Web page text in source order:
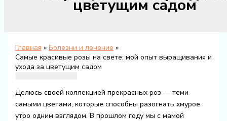
цветущим садом
Главная
Болезни и лечение
Самые красивые розы на свете: мой опыт выращивания и
ухода за цветущим садом
Делюсь своей коллекцией прекрасных роз — теми
самыми цветами, которые способны разогнать хмурое
утро одним взглядом. В прошлом году мы с мамой